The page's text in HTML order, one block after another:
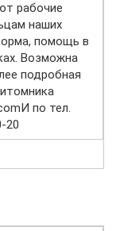
рабочие
наших
помощь в
Возможна
подробная
по тел.
20